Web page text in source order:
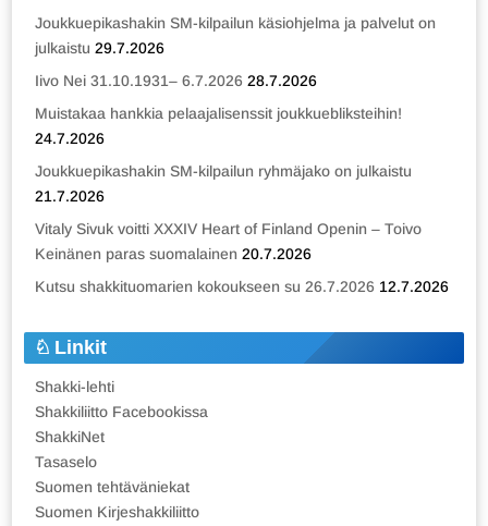
Joukkuepikashakin SM-kilpailun käsiohjelma ja palvelut on
julkaistu 29.7.2026
Iivo Nei 31.10.1931– 6.7.2026 28.7.2026
Muistakaa hankkia pelaajalisenssit joukkuebliksteihin!
24.7.2026
Joukkuepikashakin SM-kilpailun ryhmäjako on julkaistu
21.7.2026
Vitaly Sivuk voitti XXXIV Heart of Finland Openin – Toivo
Keinänen paras suomalainen 20.7.2026
Kutsu shakkituomarien kokoukseen su 26.7.2026 12.7.2026
Linkit
Shakki-lehti
Shakkiliitto Facebookissa
ShakkiNet
Tasaselo
Suomen tehtäväniekat
Suomen Kirjeshakkiliitto